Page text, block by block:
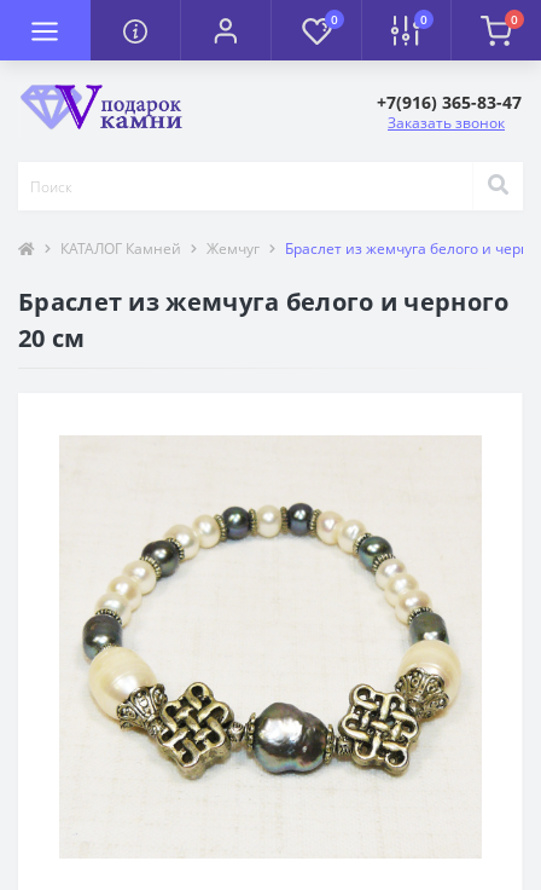
0 0 0
+7(916) 365-83-47
Заказать звонок
КАТАЛОГ Камней Жемчуг Браслет из жемчуга белого и
Браслет из жемчуга белого и черного
20 см